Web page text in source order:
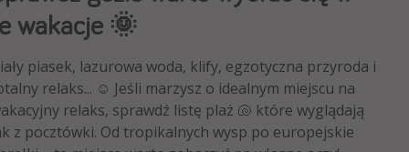
wakacje 🌞
piasek, lazurowa woda, klify, egzotyczna przyroda i
relaks... ☺️ Jeśli marzysz o idealnym miejscu na
relaks, sprawdź listę plaż 🐚 które wyglądają
z pocztówki. Od tropikalnych wysp po europejskie